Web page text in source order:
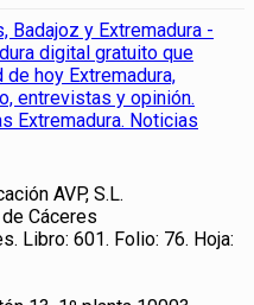
AVP, S.L.
Cáceres
Libro: 601. Folio: 76. Hoja: